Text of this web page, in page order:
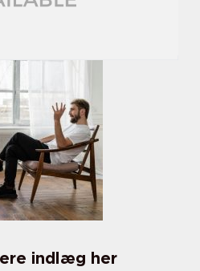
indlæg her